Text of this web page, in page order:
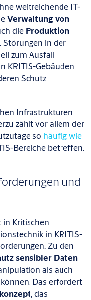
weitreichende IT-
Verwaltung von
die Produktion
. Störungen in der
zum Ausfall
KRITIS-Gebäuden
Schutz
Infrastrukturen
zählt vor allem der
so häufig wie
Bereiche betreffen.
und
in Kritischen
in KRITIS-
Zu den
sensibler Daten
als auch
Das erfordert
, das